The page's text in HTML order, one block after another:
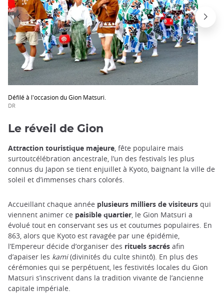
Défilé à l'occasion du Gion Matsuri.
DR
Le réveil de Gion
Attraction touristique majeure, fête populaire mais
surtoutcélébration ancestrale, l’un des festivals les plus
connus du Japon se tient enjuillet à Kyoto, baignant la ville de
soleil et d’immenses chars colorés.
Accueillant chaque année plusieurs milliers de visiteurs qui
viennent animer ce paisible quartier, le Gion Matsuri a
évolué tout en conservant ses us et coutumes populaires. En
863, alors que Kyoto est ravagée par une épidémie,
l’Empereur décide d’organiser des rituels sacrés afin
d’apaiser les kami(divinités du culte shintô). En plus des
cérémonies qui se perpétuent, les festivités locales du Gion
Matsuri s’inscrivent dans la tradition vivante de l’ancienne
capitale impériale.